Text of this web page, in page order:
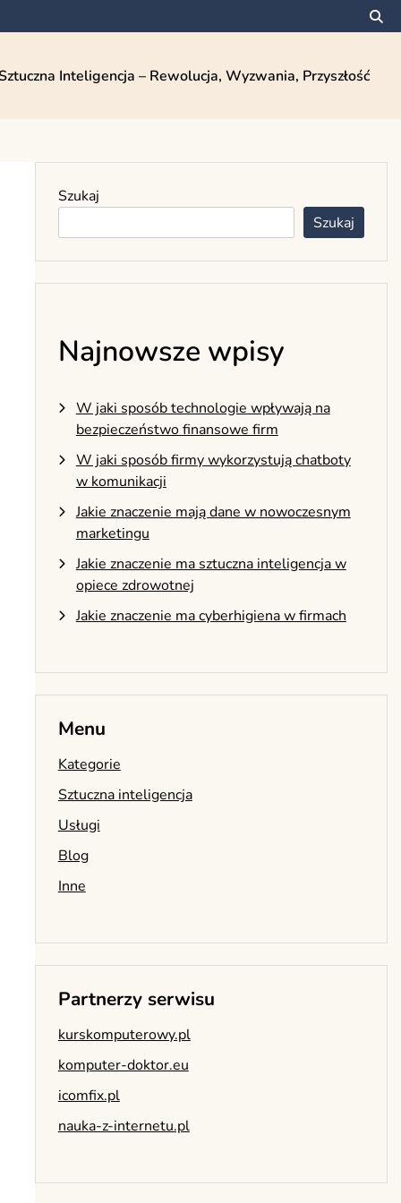
Inteligencja – Rewolucja, Wyzwania, Przyszłość
Szukaj
Szukaj
Najnowsze wpisy
W jaki sposób technologie wpływają na
bezpieczeństwo finansowe firm
W jaki sposób firmy wykorzystują chatboty
w komunikacji
Jakie znaczenie mają dane w nowoczesnym
marketingu
Jakie znaczenie ma sztuczna inteligencja w
opiece zdrowotnej
Jakie znaczenie ma cyberhigiena w firmach
Menu
Kategorie
Sztuczna inteligencja
Usługi
Blog
Inne
Partnerzy serwisu
kurskomputerowy.pl
komputer-doktor.eu
icomfix.pl
nauka-z-internetu.pl